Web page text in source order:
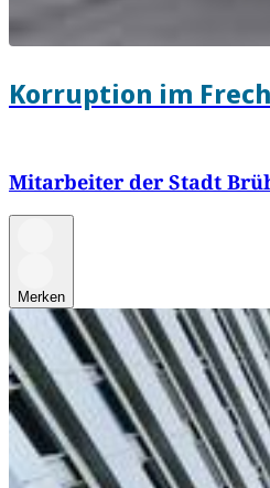
Korruption im
Mitarbeiter der Stadt
Merken